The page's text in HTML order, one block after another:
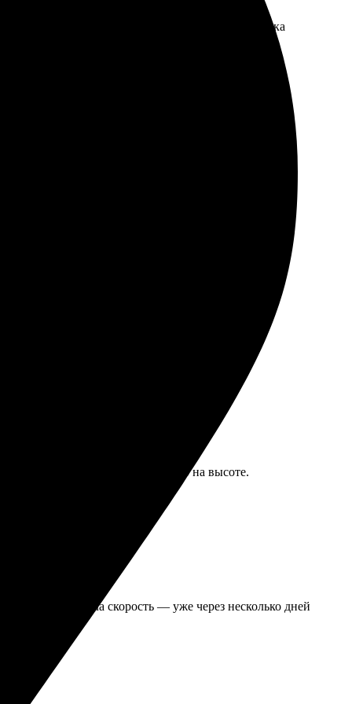
на сайте, легко оформлять заказ. Доставка
оплату.
уровне, я довольна результатом!
решаются. Блокноты выглядят отлично,
заказ пришёл быстро, качество на высоте.
и текст. Удивила скорость — уже через несколько дней